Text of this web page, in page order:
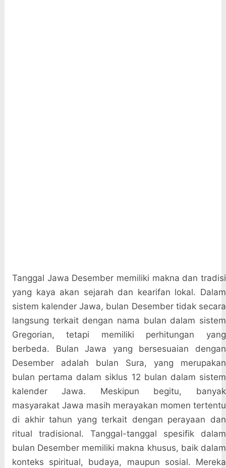
Tanggal Jawa Desember memiliki makna dan tradisi
yang kaya akan sejarah dan kearifan lokal. Dalam
sistem kalender Jawa, bulan Desember tidak secara
langsung terkait dengan nama bulan dalam sistem
Gregorian, tetapi memiliki perhitungan yang
berbeda. Bulan Jawa yang bersesuaian dengan
Desember adalah bulan Sura, yang merupakan
bulan pertama dalam siklus 12 bulan dalam sistem
kalender Jawa. Meskipun begitu, banyak
masyarakat Jawa masih merayakan momen tertentu
di akhir tahun yang terkait dengan perayaan dan
ritual tradisional. Tanggal-tanggal spesifik dalam
bulan Desember memiliki makna khusus, baik dalam
konteks spiritual, budaya, maupun sosial. Mereka